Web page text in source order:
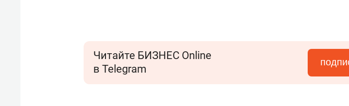
Читайте БИЗНЕС Online
в Telegram